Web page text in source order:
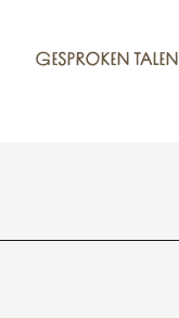
GESPROKEN TALEN
GESPROKEN TALEN